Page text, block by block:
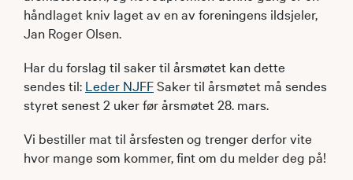
håndlaget kniv laget av en av foreningens ildsjeler,
Jan Roger Olsen.
Har du forslag til saker til årsmøtet kan dette
sendes til: Leder NJFFSaker til årsmøtet må sendes
styret senest 2 uker før årsmøtet 28. mars.
Vi bestiller mat til årsfesten og trenger derfor vite
hvor mange som kommer, fint om du melder deg på!